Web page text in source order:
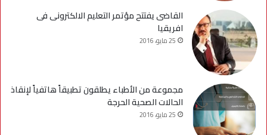
القاضى يفتتح مؤتمر التعليم الالكترونى فى
افريقيا
25 مايو، 2016
مجموعة من الأطباء يطلقون تطبيقاً هاتفياً لإنقاذ
الحالات الصحية الحرجة
25 مايو، 2016